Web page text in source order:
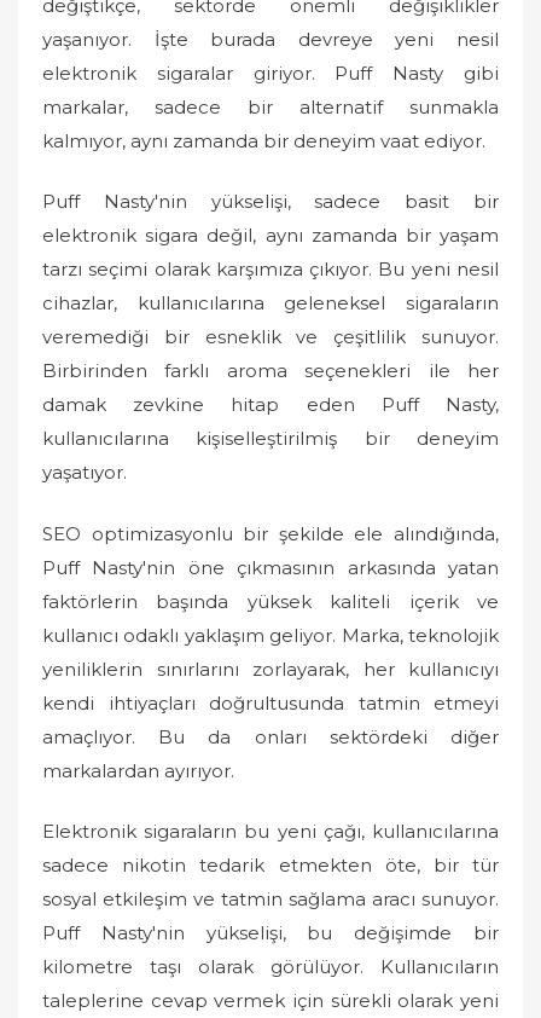
değiştikçe, sektörde önemli değişiklikler
yaşanıyor. İşte burada devreye yeni nesil
elektronik sigaralar giriyor. Puff Nasty gibi
markalar, sadece bir alternatif sunmakla
kalmıyor, aynı zamanda bir deneyim vaat ediyor.
Puff Nasty'nin yükselişi, sadece basit bir
elektronik sigara değil, aynı zamanda bir yaşam
tarzı seçimi olarak karşımıza çıkıyor. Bu yeni nesil
cihazlar, kullanıcılarına geleneksel sigaraların
veremediği bir esneklik ve çeşitlilik sunuyor.
Birbirinden farklı aroma seçenekleri ile her
damak zevkine hitap eden Puff Nasty,
kullanıcılarına kişiselleştirilmiş bir deneyim
yaşatıyor.
SEO optimizasyonlu bir şekilde ele alındığında,
Puff Nasty'nin öne çıkmasının arkasında yatan
faktörlerin başında yüksek kaliteli içerik ve
kullanıcı odaklı yaklaşım geliyor. Marka, teknolojik
yeniliklerin sınırlarını zorlayarak, her kullanıcıyı
kendi ihtiyaçları doğrultusunda tatmin etmeyi
amaçlıyor. Bu da onları sektördeki diğer
markalardan ayırıyor.
Elektronik sigaraların bu yeni çağı, kullanıcılarına
sadece nikotin tedarik etmekten öte, bir tür
sosyal etkileşim ve tatmin sağlama aracı sunuyor.
Puff Nasty'nin yükselişi, bu değişimde bir
kilometre taşı olarak görülüyor. Kullanıcıların
taleplerine cevap vermek için sürekli olarak yeni